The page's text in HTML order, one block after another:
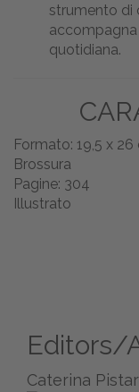
strumento di
quotidiana.
Formato: 19,5 x 26
Brossura
Pagine: 304
Illustrato
Editors/
Caterina